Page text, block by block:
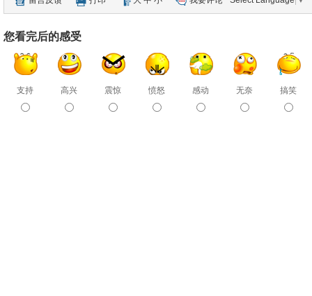
您看完后的感受
支持 高兴 震惊 愤怒 感动 无奈 搞笑